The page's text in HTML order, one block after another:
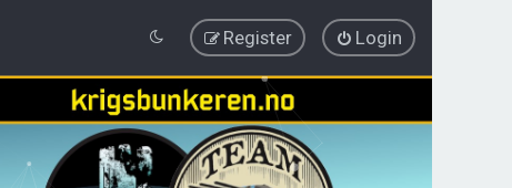
Login
Register